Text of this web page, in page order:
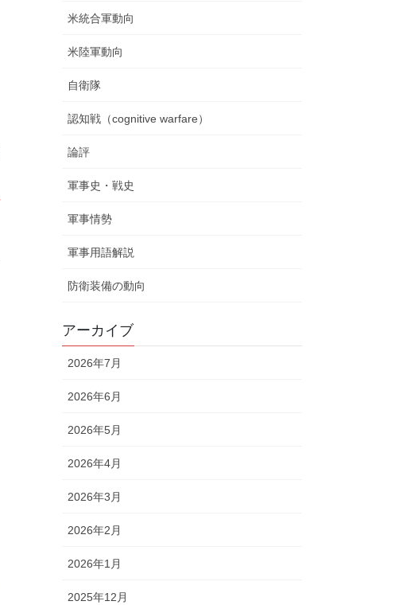
米統合軍動向
米陸軍動向
自衛隊
認知戦（cognitive warfare）
論評
軍事史・戦史
軍事情勢
軍事用語解説
防衛装備の動向
アーカイブ
2026年7月
2026年6月
2026年5月
2026年4月
2026年3月
2026年2月
2026年1月
2025年12月